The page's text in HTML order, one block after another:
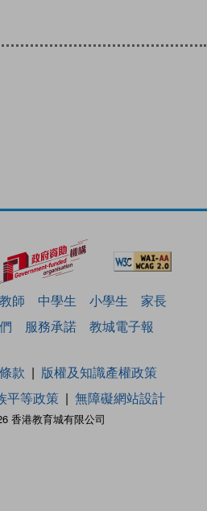
教師 中學生 小學生
家長
服務承諾 教城電子報
香港教育城有限公司
款
版權及知識產權政策
平等政策 無障礙網站設計